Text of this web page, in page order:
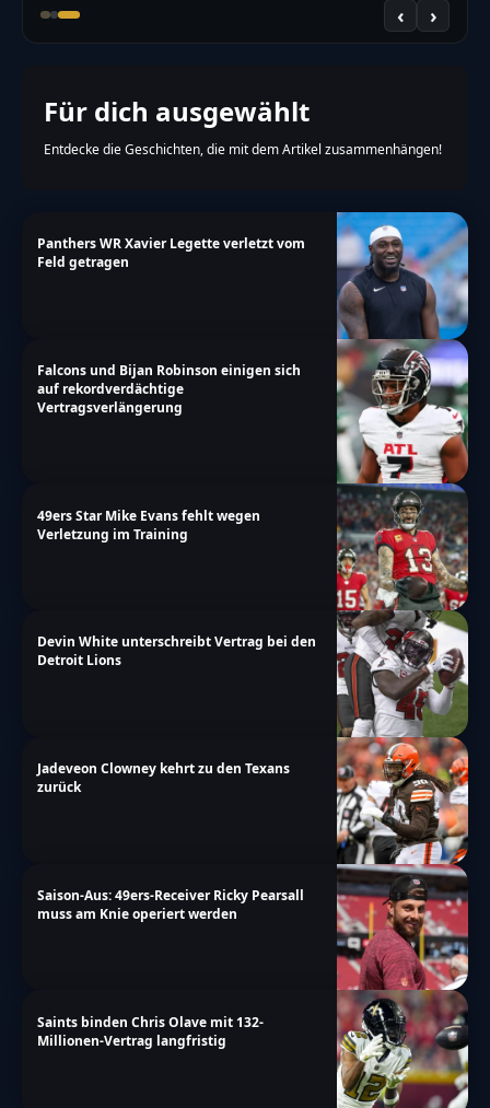
‹ ›
Für dich ausgewählt
Entdecke die Geschichten, die mit dem Artikel zusammenhängen!
Panthers WR Xavier Legette verletzt vom
Feld getragen
Falcons und Bijan Robinson einigen sich
auf rekordverdächtige
Vertragsverlängerung
49ers Star Mike Evans fehlt wegen
Verletzung im Training
Devin White unterschreibt Vertrag bei den
Detroit Lions
Jadeveon Clowney kehrt zu den Texans
zurück
Saison-Aus: 49ers-Receiver Ricky Pearsall
muss am Knie operiert werden
Saints binden Chris Olave mit 132-
Millionen-Vertrag langfristig